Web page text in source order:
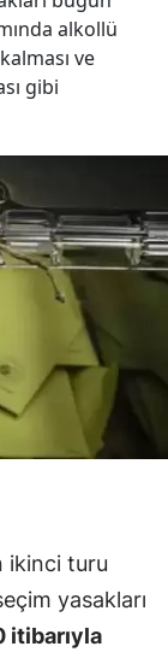
alkollü
ve
gibi
ikinci turu
yasakları
itibarıyla